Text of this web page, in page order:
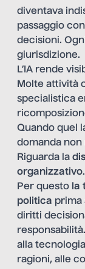
diventava
passaggio
decisioni.
giurisdizione.
L’IA rende
Molte attività
specialistica
Quando quel
domanda
Riguarda la
organizzativo.
Per questo la
politica prima
diritti
alla
ragioni, alle